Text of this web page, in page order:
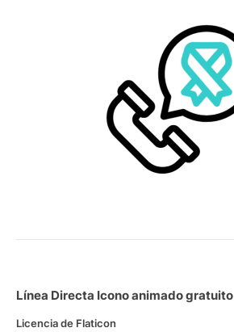
Línea Directa Icono animado gratuito
Licencia de Flaticon